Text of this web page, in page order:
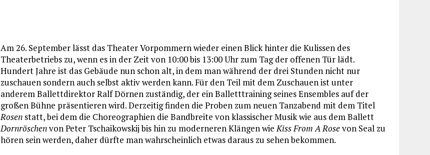
Am 26. September lässt das Theater Vorpommern wieder einen Blick hinter die Kulissen des
Theaterbetriebs zu, wenn es in der Zeit von 10:00 bis 13:00 Uhr zum Tag der offenen Tür lädt.
Hundert Jahre ist das Gebäude nun schon alt, in dem man während der drei Stunden nicht nur
zuschauen sondern auch selbst aktiv werden kann. Für den Teil mit dem Zuschauen ist unter
anderem Ballettdirektor Ralf Dörnen zuständig, der ein Balletttraining seines Ensembles auf der
großen Bühne präsentieren wird. Derzeitig finden die Proben zum neuen Tanzabend mit dem Titel
Rosen statt, bei dem die Choreographien die Bandbreite von klassischer Musik wie aus dem Ballett
Dornröschenvon Peter Tschaikowskij bis hin zu moderneren Klängen wieKiss From A Rosevon Seal zu
hören sein werden, daher dürfte man wahrscheinlich etwas daraus zu sehen bekommen.